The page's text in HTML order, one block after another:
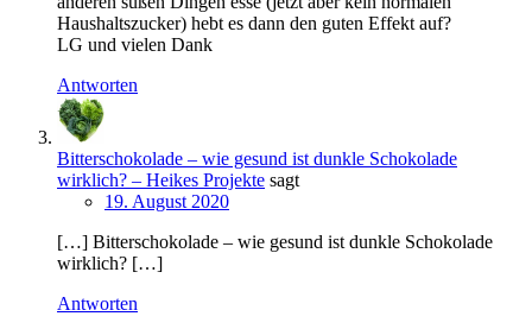
Haushaltszucker) hebt es dann den guten Effekt auf?
LG und vielen Dank
Antworten
Bitterschokolade – wie gesund ist dunkle Schokolade
wirklich? – Heikes Projekte sagt
19. August 2020
[…] Bitterschokolade – wie gesund ist dunkle Schokolade
wirklich? […]
Antworten